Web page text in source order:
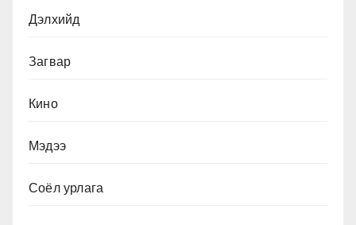
Дэлхийд
Загвар
Кино
Мэдээ
Соёл урлага